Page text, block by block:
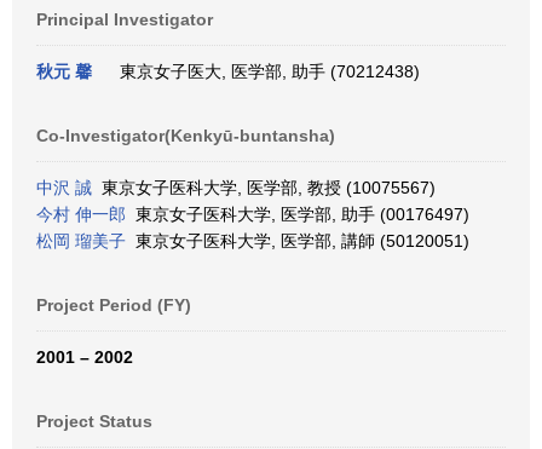
Principal Investigator
秋元 馨 東京女子医大, 医学部, 助手 (70212438)
Co-Investigator(Kenkyū-buntansha)
中沢 誠 東京女子医科大学, 医学部, 教授 (10075567)
今村 伸一郎 東京女子医科大学, 医学部, 助手 (00176497)
松岡 瑠美子 東京女子医科大学, 医学部, 講師 (50120051)
Project Period (FY)
2001 – 2002
Project Status